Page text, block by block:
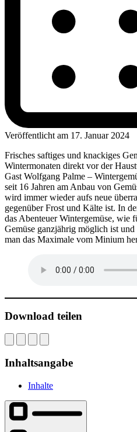
Veröffentlicht am 17. Januar 2024
Frisches saftiges und knackiges
Wintermonaten direkt vor der
Gast Wolfgang Palme –
seit 16 Jahren am Anbau von
wird immer wieder aufs neue
gegenüber Frost und Kälte ist. In
das Abenteuer Wintergemüse, wie
Gemüse ganzjährig möglich ist
man das Maximale vom Minium
Download teilen
Inhaltsangabe
Inhalte